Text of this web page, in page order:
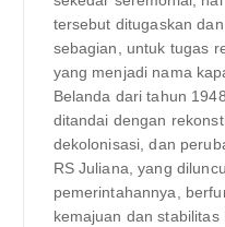
tersebut ditugaskan
sebagian, untuk tugas
yang menjadi nama
Belanda dari tahun
ditandai dengan
dekolonisasi, dan
RS Juliana, yang
pemerintahannya,
kemajuan dan